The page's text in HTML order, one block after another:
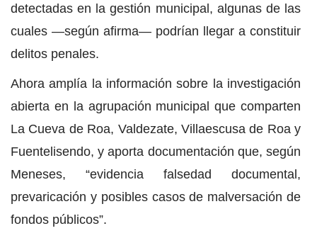
detectadas en la gestión municipal, algunas de las
cuales —según afirma— podrían llegar a constituir
delitos penales.
Ahora amplía la información sobre la investigación
abierta en la agrupación municipal que comparten
La Cueva de Roa, Valdezate, Villaescusa de Roa y
Fuentelisendo, y aporta documentación que, según
Meneses, “evidencia falsedad documental,
prevaricación y posibles casos de malversación de
fondos públicos”.